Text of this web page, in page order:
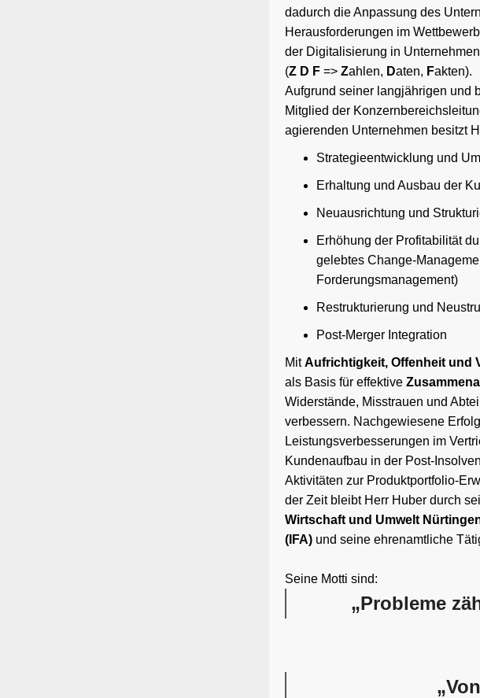
dadurch die Anpassung des
Herausforderungen im
der Digitalisierung in
(Z D F => Zahlen, Daten, Fakten).
Aufgrund seiner langjährigen und
Mitglied der
agierenden Unternehmen besitzt
Strategieentwicklung und
Erhaltung und Ausbau der
Neuausrichtung und
Erhöhung der Profitabilität
gelebtes Change-
Forderungsmanagement)
Restrukturierung und
Post-Merger Integration
MitAufrichtigkeit, Offenheit und
als Basis für effektive
Widerstände, Misstrauen und
verbessern. Nachgewiesene
Leistungsverbesserungen im
Kundenaufbau in der Post-
Aktivitäten zur Produktportfolio-
der Zeit bleibt Herr Huber durch
Wirtschaft und Umwelt
(IFA) und seine ehrenamtliche
Seine Motti sind:
„Probleme